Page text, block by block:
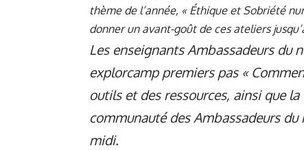
thème de l’année, « Éthique et Sobriété
donner un avant-goût de ces ateliers
Les enseignants Ambassadeurs du
explorcamp premiers pas «
outils et des ressources, ainsi que
communauté des Ambassadeurs
midi.